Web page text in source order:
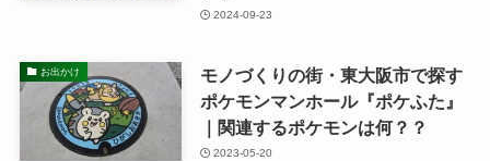
2024-09-23
お出かけ
モノづくりの街・東大阪市で探す
ポケモンマンホール『ポケふた』
｜関連するポケモンは何？？
2023-05-20